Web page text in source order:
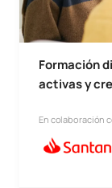
Formación
activas y
En colaboración